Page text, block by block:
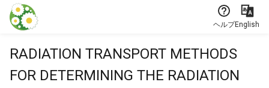
本文に飛ぶ
ヘルプEnglish
RADIATION TRANSPORT METHODS
FOR DETERMINING THE RADIATION